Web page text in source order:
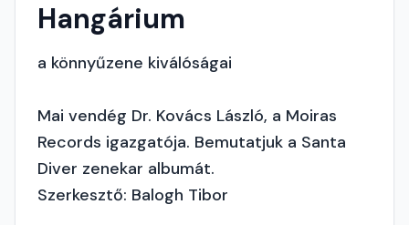
Hangárium
a könnyűzene kiválóságai
Mai vendég Dr. Kovács László, a Moiras
Records igazgatója. Bemutatjuk a Santa
Diver zenekar albumát.
Szerkesztő: Balogh Tibor